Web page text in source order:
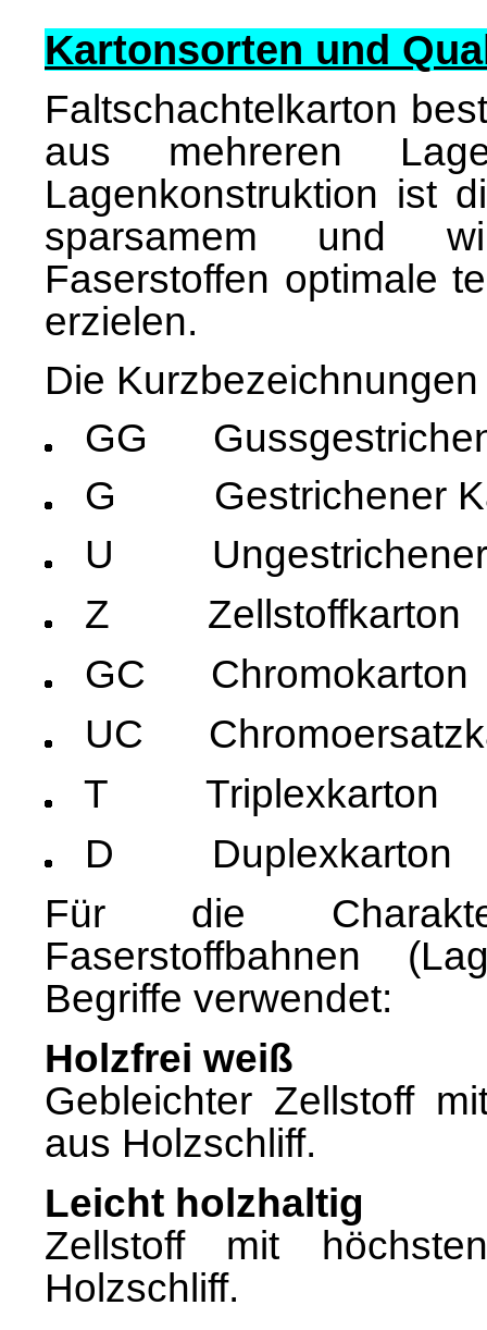
Kartonsorten und
Faltschachtelkarton
aus mehreren
Lagenkonstruktion ist
sparsamem und
Faserstoffen optimale
erzielen.
Die
GG
G
Gestrichener
U
Z
Zellstoffkarton
GC
Chromokarton
UC
T
Triplexkarton
D
Duplexkarton
Für die
Faserstoffbahnen
Begriffe verwendet:
Holzfrei weiß
Gebleichter Zellstoff
aus Holzschliff.
Leicht holzhaltig
Zellstoff mit
Holzschliff.